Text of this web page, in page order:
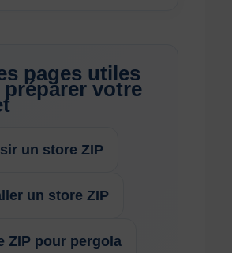
pages utiles
votre
un store ZIP
un store ZIP
ZIP pour pergola